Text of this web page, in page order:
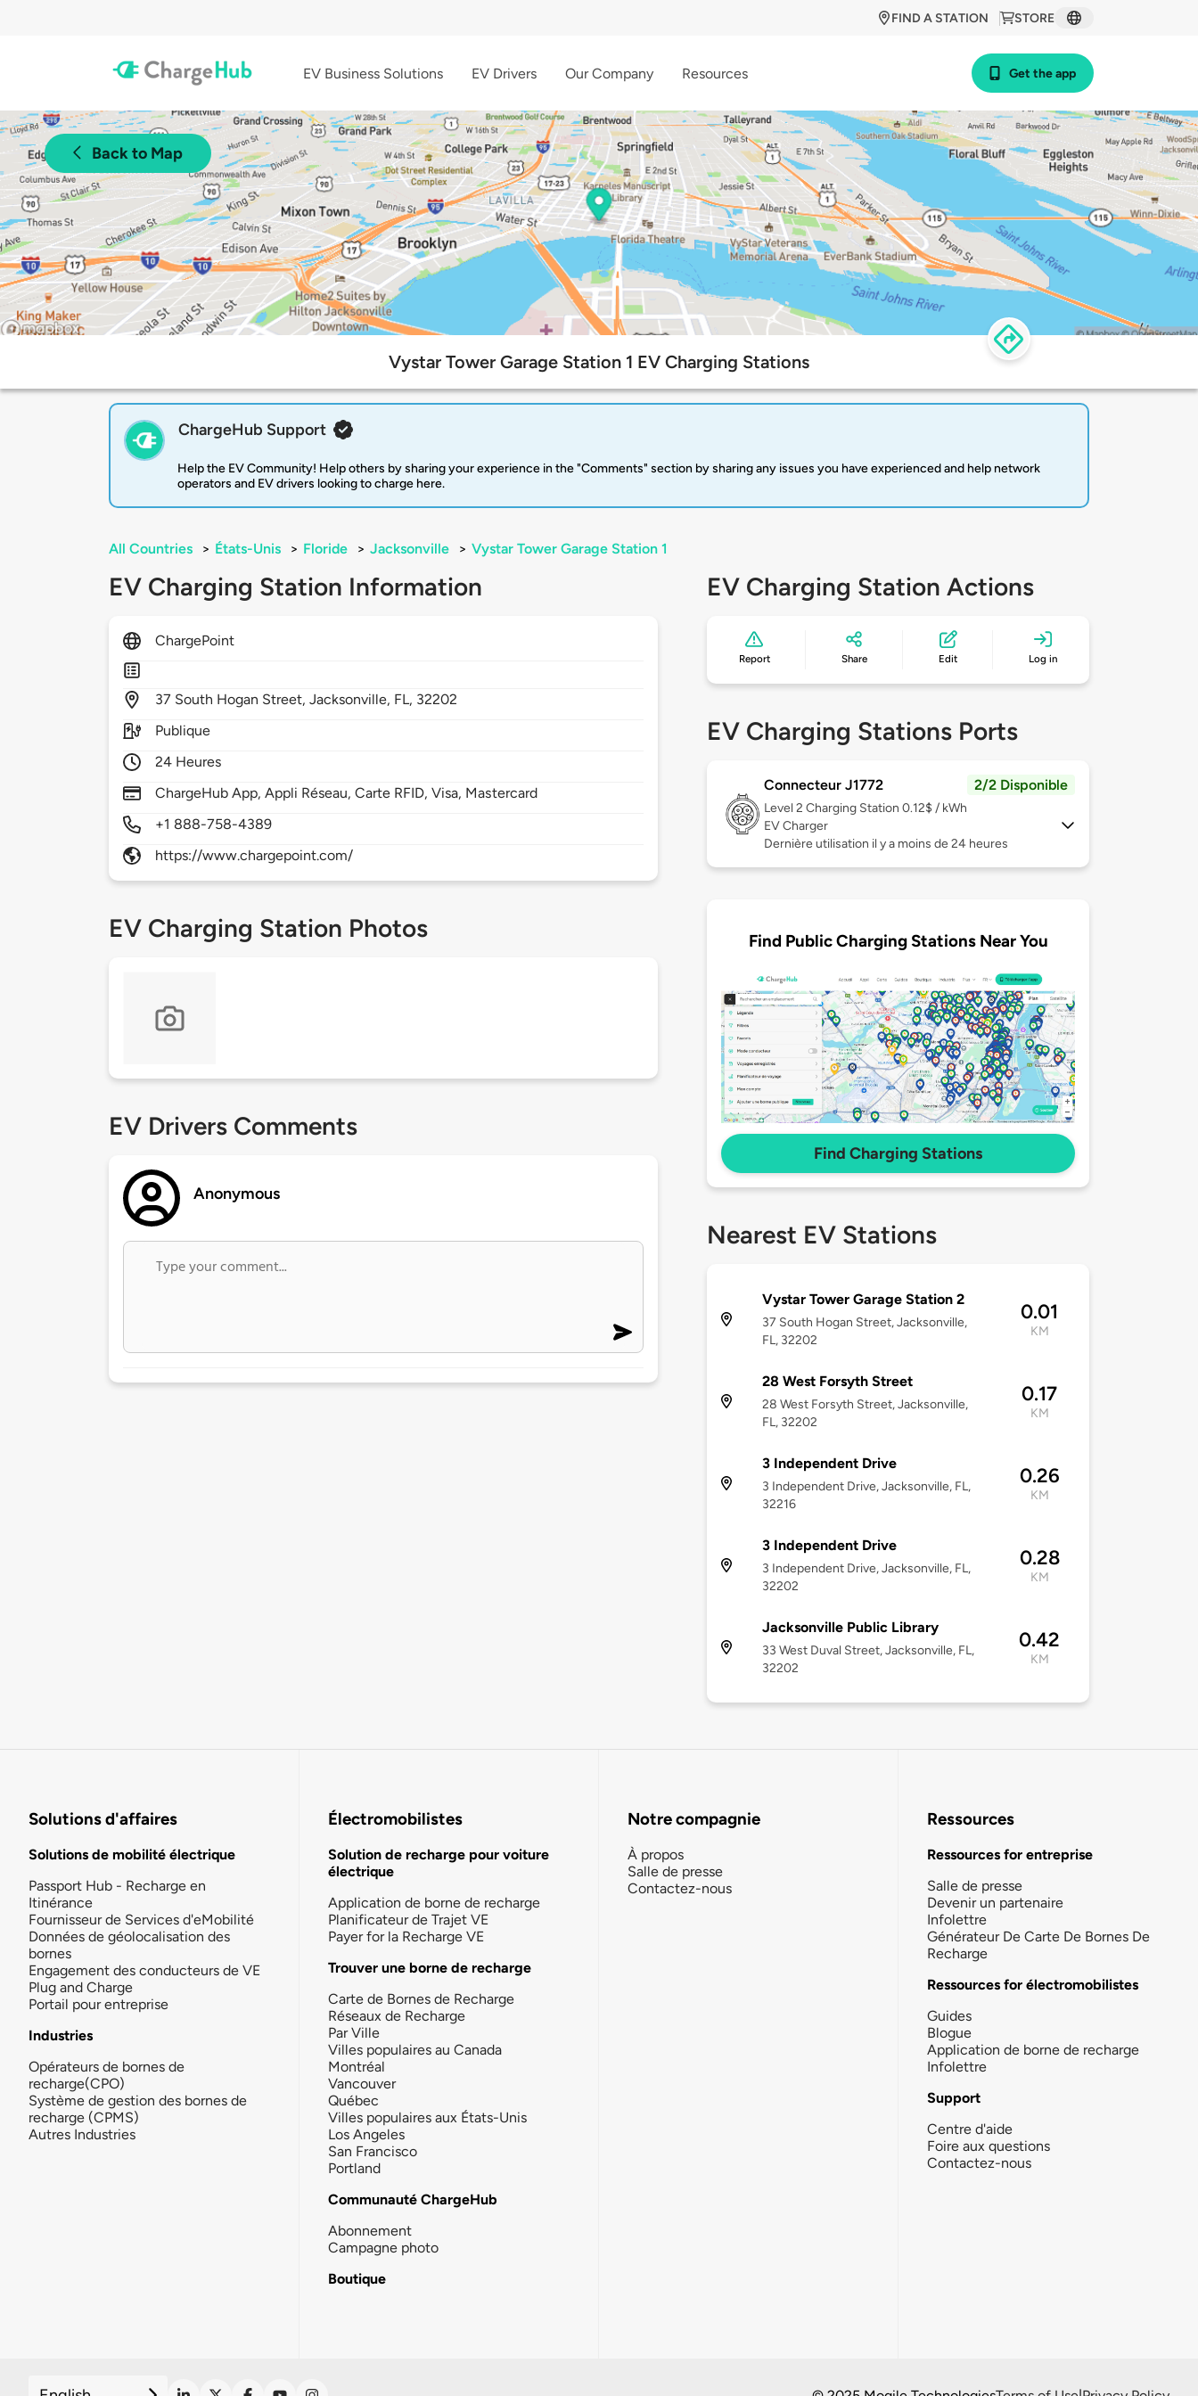
STORE
FIND A STATION
EV Business Solutions EV Drivers Our Company Resources Get the app
Back to Map
Vystar Tower Garage Station 1 EV Charging Stations
ChargeHub Support
Help the EV Community! Help others by sharing your experience in the "Comments" section by sharing any issues you have experienced and help network
operators and EV drivers looking to charge here.
All Countries > États-Unis > Floride > Jacksonville > Vystar Tower Garage Station 1
EV Charging Station Information
ChargePoint
37 South Hogan Street,Jacksonville, FL, 32202
Publique
24 Heures
ChargeHub App, Appli Réseau, Carte RFID, Visa, Mastercard
+1 888-758-4389
https://www.chargepoint.com/
EV Charging Station Photos
EV Drivers Comments
Anonymous
EV Charging Station Actions
Report Share Edit Log in
EV Charging Stations Ports
Connecteur J1772 2/2 Disponible
Level 2 Charging Station 0.12$ / kWh
EV Charger
Dernière utilisation il y a moins de 24 heures
Find Public Charging Stations Near You
Find Charging Stations
Nearest EV Stations
Vystar Tower Garage Station 2
37 South Hogan Street, Jacksonville,
FL, 32202
0.01
KM
28 West Forsyth Street
28 West Forsyth Street, Jacksonville,
FL, 32202
0.17
KM
3 Independent Drive
3 Independent Drive, Jacksonville, FL,
32216
0.26
KM
3 Independent Drive
3 Independent Drive, Jacksonville, FL,
32202
0.28
KM
Jacksonville Public Library
33 West Duval Street, Jacksonville, FL,
32202
0.42
KM
Solutions d'affaires
Solutions de mobilité électrique
Passport Hub - Recharge en
Itinérance
Fournisseur de Services d'eMobilité
Données de géolocalisation des
bornes
Engagement des conducteurs de VE
Plug and Charge
Portail pour entreprise
Industries
Opérateurs de bornes de
recharge(CPO)
Système de gestion des bornes de
recharge (CPMS)
Autres Industries
Électromobilistes
Solution de recharge pour voiture
électrique
Application de borne de recharge
Planificateur de Trajet VE
Payer for la Recharge VE
Trouver une borne de recharge
Carte de Bornes de Recharge
Réseaux de Recharge
Par Ville
Villes populaires au Canada
Montréal
Vancouver
Québec
Villes populaires aux États-Unis
Los Angeles
San Francisco
Portland
Communauté ChargeHub
Abonnement
Campagne photo
Boutique
Notre compagnie
À propos
Salle de presse
Contactez-nous
Ressources
Ressources for entreprise
Salle de presse
Devenir un partenaire
Infolettre
Générateur De Carte De Bornes De
Recharge
Ressources for électromobilistes
Guides
Blogue
Application de borne de recharge
Infolettre
Support
Centre d'aide
Foire aux questions
Contactez-nous